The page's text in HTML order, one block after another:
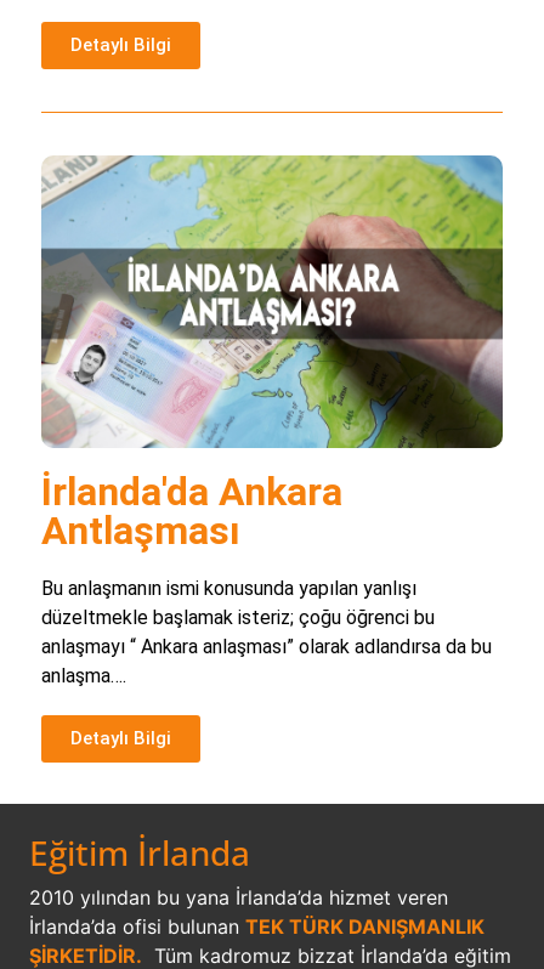
Detaylı Bilgi
İrlanda'da Ankara
Antlaşması
Bu anlaşmanın ismi konusunda yapılan yanlışı
düzeltmekle başlamak isteriz; çoğu öğrenci bu
anlaşmayı “ Ankara anlaşması” olarak adlandırsa da bu
anlaşma….
Detaylı Bilgi
Eğitim İrlanda
2010 yılından bu yana İrlanda’da hizmet veren
İrlanda’da ofisi bulunan TEK TÜRK DANIŞMANLIK
ŞİRKETİDİR. Tüm kadromuz bizzat İrlanda’da eğitim